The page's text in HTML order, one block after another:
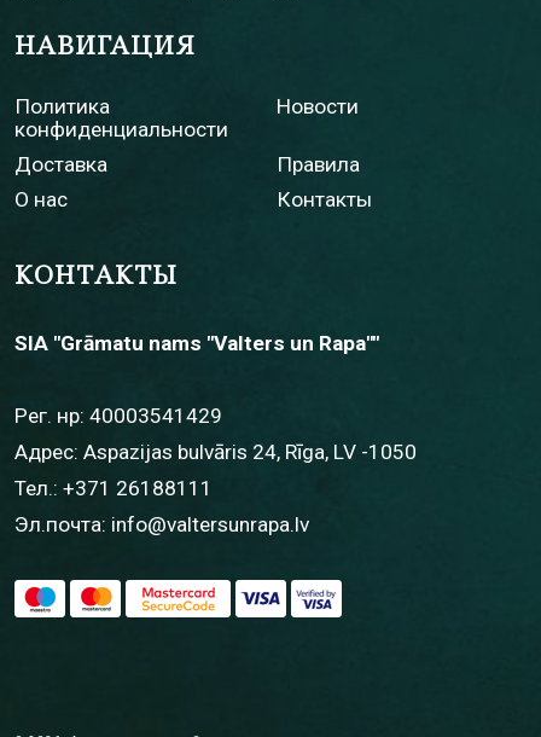
НАВИГАЦИЯ
Политика
конфиденциальности
Новости
Доставка
Правила
О нас
Контакты
КОНТАКТЫ
SIA "Grāmatu nams "Valters un Rapa""
Рег. нр: 40003541429
Адрес: Aspazijas bulvāris 24, Rīga, LV -1050
Тел.: +371 26188111
Эл.почта: info@valtersunrapa.lv